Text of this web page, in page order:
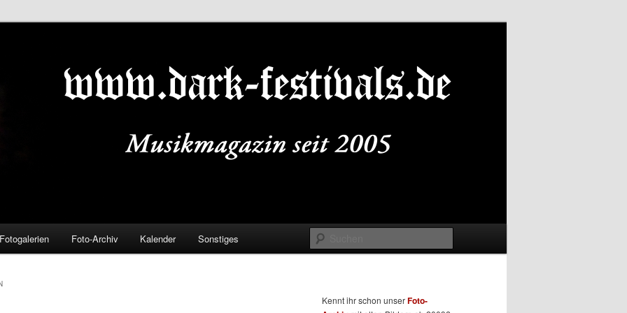
Fotogalerien Foto-Archiv Kalender Sonstiges
Kennt ihr schon unserFoto-